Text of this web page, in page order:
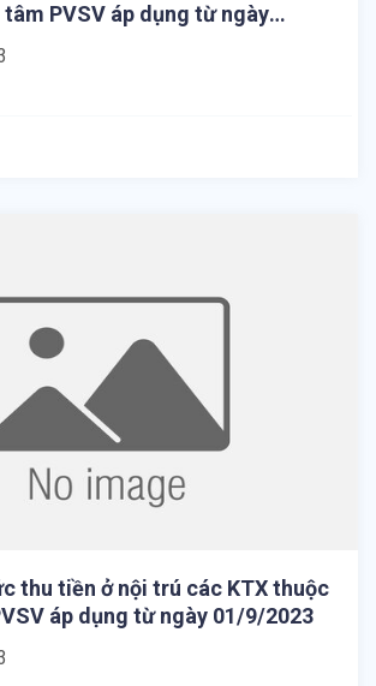
PVSV áp dụng từ ngày
thu tiền ở nội trú các KTX thuộc
áp dụng từ ngày 01/9/2023